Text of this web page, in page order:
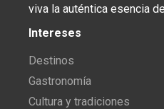
viva la auténtica esencia
Intereses
Destinos
Gastronomía
Cultura y tradiciones